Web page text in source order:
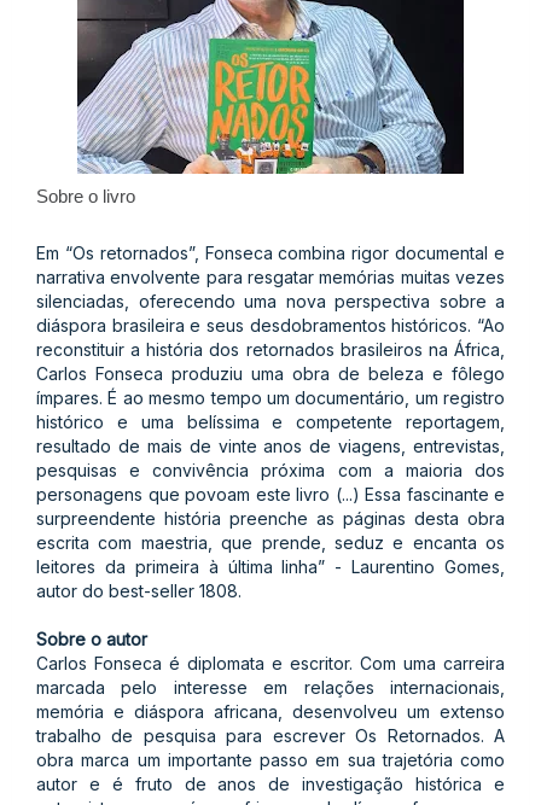
Sobre o livro
Em “Os retornados”, Fonseca combina rigor documental e
narrativa envolvente para resgatar memórias muitas vezes
silenciadas, oferecendo uma nova perspectiva sobre a
diáspora brasileira e seus desdobramentos históricos. “Ao
reconstituir a história dos retornados brasileiros na África,
Carlos Fonseca produziu uma obra de beleza e fôlego
ímpares. É ao mesmo tempo um documentário, um registro
histórico e uma belíssima e competente reportagem,
resultado de mais de vinte anos de viagens, entrevistas,
pesquisas e convivência próxima com a maioria dos
personagens que povoam este livro (...) Essa fascinante e
surpreendente história preenche as páginas desta obra
escrita com maestria, que prende, seduz e encanta os
leitores da primeira à última linha” - Laurentino Gomes,
autor do best-seller 1808.
Sobre o autor
Carlos Fonseca é diplomata e escritor. Com uma carreira
marcada pelo interesse em relações internacionais,
memória e diáspora africana, desenvolveu um extenso
trabalho de pesquisa para escrever Os Retornados. A
obra marca um importante passo em sua trajetória como
autor e é fruto de anos de investigação histórica e